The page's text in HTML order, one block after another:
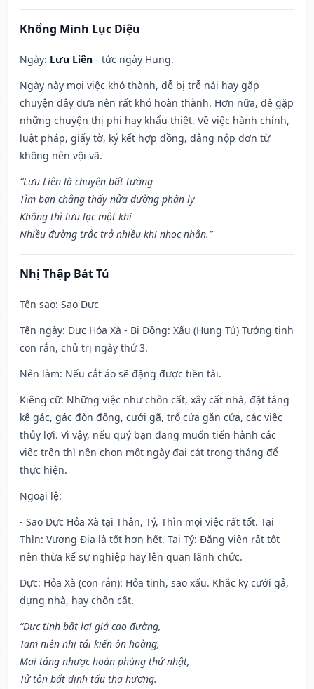
Khổng Minh Lục Diệu
Ngày: Lưu Liên - tức ngày Hung.
Ngày này mọi việc khó thành, dễ bị trễ nải hay gặp
chuyện dây dưa nên rất khó hoàn thành. Hơn nữa, dễ gặp
những chuyện thị phi hay khẩu thiệt. Về việc hành chính,
luật pháp, giấy tờ, ký kết hợp đồng, dâng nộp đơn từ
không nên vội vã.
“Lưu Liên là chuyện bất tường
Tìm bạn chẳng thấy nửa đường phân ly
Không thì lưu lạc một khi
Nhiều đường trắc trở nhiều khi nhọc nhằn.”
Nhị Thập Bát Tú
Tên sao: Sao Dực
Tên ngày: Dực Hỏa Xà - Bi Đồng: Xấu (Hung Tú) Tướng tinh
con rắn, chủ trị ngày thứ 3.
Nên làm: Nếu cắt áo sẽ đặng được tiền tài.
Kiêng cữ: Những việc như chôn cất, xây cất nhà, đặt táng
kê gác, gác đòn đông, cưới gã, trổ cửa gắn cửa, các việc
thủy lợi. Vì vậy, nếu quý bạn đang muốn tiến hành các
việc trên thì nên chọn một ngày đại cát trong tháng để
thực hiện.
Ngoại lệ:
- Sao Dực Hỏa Xà tại Thân, Tý, Thìn mọi việc rất tốt. Tại
Thìn: Vượng Địa là tốt hơn hết. Tại Tý: Đăng Viên rất tốt
nên thừa kế sự nghiệp hay lên quan lãnh chức.
Dực: Hỏa Xà (con rắn): Hỏa tinh, sao xấu. Khắc kỵ cưới gả,
dựng nhà, hay chôn cất.
“Dực tinh bất lợi giá cao đường,
Tam niên nhị tái kiến ôn hoàng,
Mai táng nhược hoàn phùng thử nhật,
Tử tôn bất định tẩu tha hương.